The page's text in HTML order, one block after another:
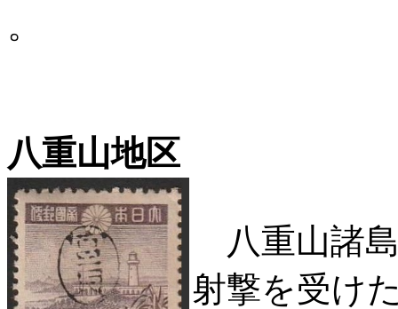
。
八重山地区
八重山諸
射撃を受け